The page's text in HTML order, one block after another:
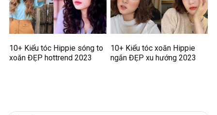
10+ Kiểu tóc Hippie sóng to
xoăn ĐẸP hottrend 2023
10+ Kiểu tóc xoăn Hippie
ngắn ĐẸP xu hướng 2023